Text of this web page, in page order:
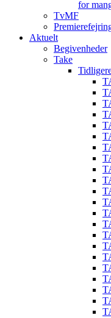
for
TvMF
Aktuelt
Begivenheder
Take